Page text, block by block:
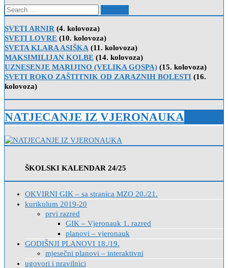
Search
for:
SVETI ARNIR (4. kolovoza)
SVETI LOVRE (10. kolovoza)
SVETA KLARA ASIŠKA (11. kolovoza)
MAKSIMILIJAN KOLBE (14. kolovoza)
UZNESENJE MARIJINO (VELIKA GOSPA) (15. kolovoza)
SVETI ROKO ZAŠTITNIK OD ZARAZNIH BOLESTI (16.
kolovoza)
NATJECANJE IZ VJERONAUKA
ŠKOLSKI KALENDAR 24/25
OKVIRNI GIK – sa stranica MZO 20./21.
kurikulum 2019-20
prvi razred
GIK – Vjeronauk 1. razred
planovi – vjeronauk
GODIŠNJI PLANOVI 18./19.
mjesečni planovi – interaktivni
ugovori i pravilnici